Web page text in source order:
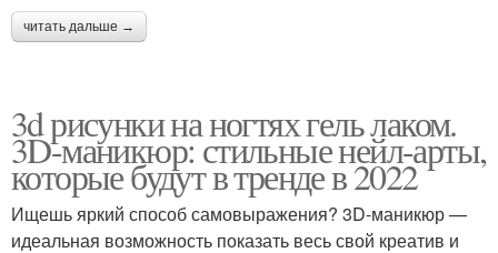
читать дальше →
3d рисунки на ногтях гель лаком.
3D-маникюр: стильные нейл-арты,
которые будут в тренде в 2022
Ищешь яркий способ самовыражения? 3D-маникюр —
идеальная возможность показать весь свой креатив и